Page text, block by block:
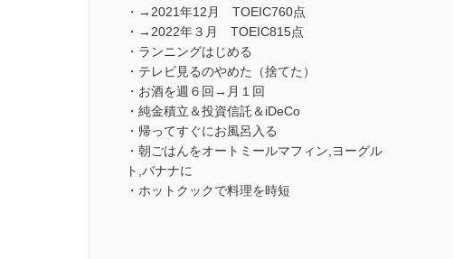
・→2021年12月 TOEIC760点
・→2022年３月 TOEIC815点
・ランニングはじめる
・テレビ見るのやめた（捨てた）
・お酒を週６回→月１回
・純金積立＆投資信託＆iDeCo
・帰ってすぐにお風呂入る
・朝ごはんをオートミールマフィン,ヨーグル
ト,バナナに
・ホットクックで料理を時短